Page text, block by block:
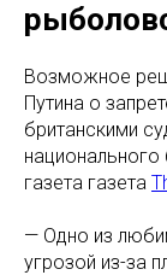
Возможное
Путина о
британскими
газета газета
— Одно из
угрозой из-за